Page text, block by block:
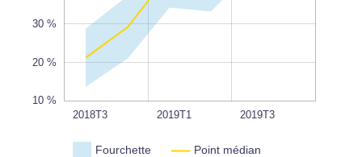
30 %
20 %
10 %
L
2018T3 2019T1 2019T3
2019T2
2018T4
2019T4
2020T1
2020T2
Fourchette Point médian